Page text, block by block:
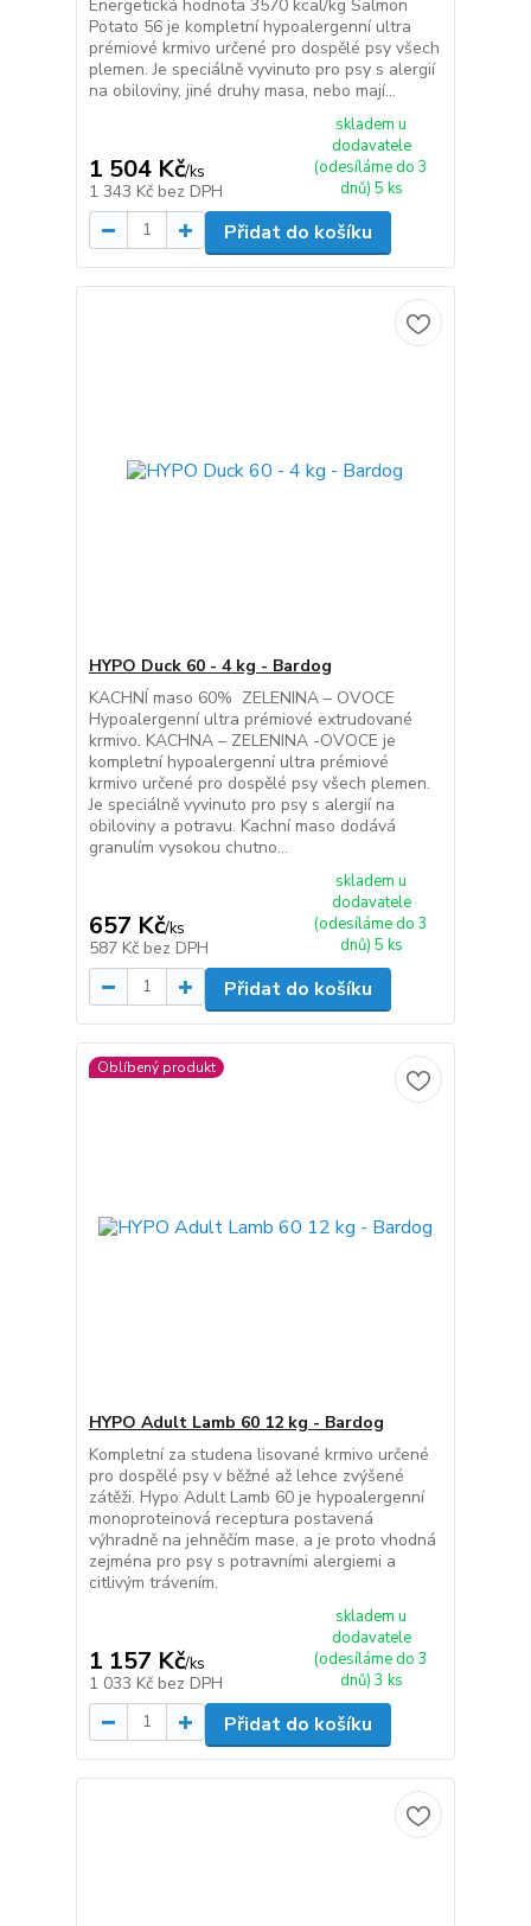
Energetická hodnota 3570 kcal/kg Salmon
Potato 56 je kompletní hypoalergenní ultra
prémiové krmivo určené pro dospělé psy všech
plemen. Je speciálně vyvinuto pro psy s alergií
na obiloviny, jiné druhy masa, nebo mají...
1 504 Kč/ks
1 343 Kč bez DPH
skladem u
dodavatele
(odesíláme do 3
dnů) 5 ks
Přidat do košíku
HYPO Duck 60 - 4 kg - Bardog
KACHNÍ maso 60% ZELENINA – OVOCE
Hypoalergenní ultra prémiové extrudované
krmivo. KACHNA – ZELENINA -OVOCE je
kompletní hypoalergenní ultra prémiové
krmivo určené pro dospělé psy všech plemen.
Je speciálně vyvinuto pro psy s alergií na
obiloviny a potravu. Kachní maso dodává
granulím vysokou chutno...
657 Kč/ks
587 Kč bez DPH
skladem u
dodavatele
(odesíláme do 3
dnů) 5 ks
Přidat do košíku
Oblíbený produkt
HYPO Adult Lamb 60 12 kg - Bardog
Kompletní za studena lisované krmivo určené
pro dospělé psy v běžné až lehce zvýšené
zátěži. Hypo Adult Lamb 60 je hypoalergenní
monoproteinová receptura postavená
výhradně na jehněčím mase, a je proto vhodná
zejména pro psy s potravními alergiemi a
citlivým trávením.
1 157 Kč/ks
1 033 Kč bez DPH
skladem u
dodavatele
(odesíláme do 3
dnů) 3 ks
Přidat do košíku